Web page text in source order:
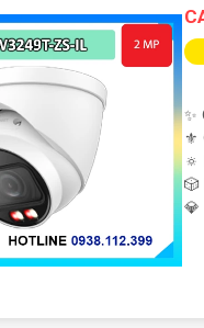
✨
⚜️
🎲
️💎